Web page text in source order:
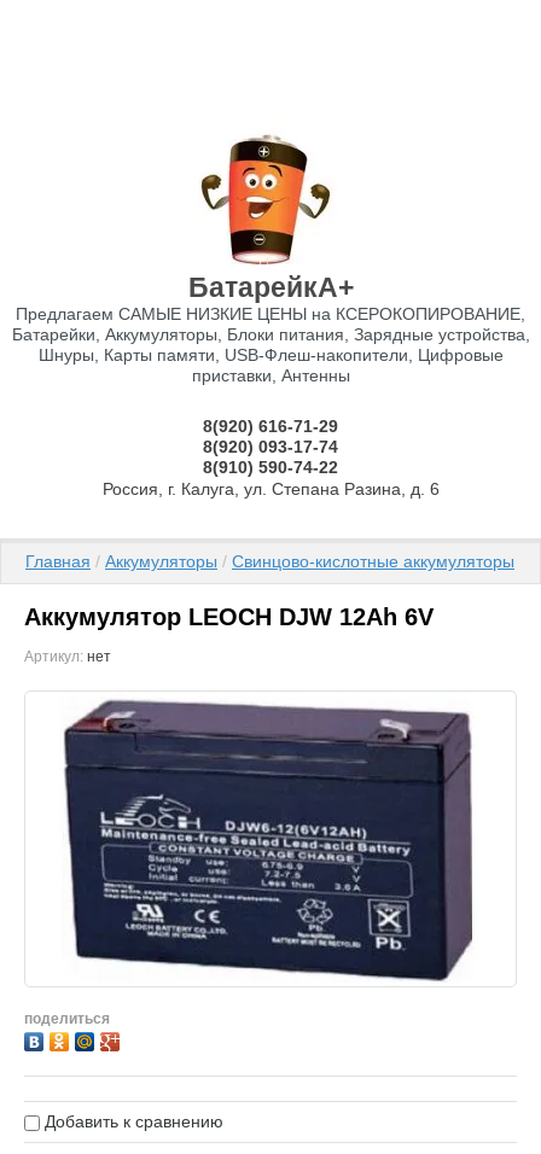
БатарейкА+
Предлагаем САМЫЕ НИЗКИЕ ЦЕНЫ на КСЕРОКОПИРОВАНИЕ,
Батарейки, Аккумуляторы, Блоки питания, Зарядные устройства,
Шнуры, Карты памяти, USB-Флеш-накопители, Цифровые
приставки, Антенны
8(920) 616-71-29
8(920) 093-17-74
8(910) 590-74-22
Россия, г. Калуга, ул. Степана Разина, д. 6
Главная / Аккумуляторы / Свинцово-кислотные аккумуляторы
Аккумулятор LEOCH DJW 12Ah 6V
Артикул: нет
поделиться
Добавить к сравнению